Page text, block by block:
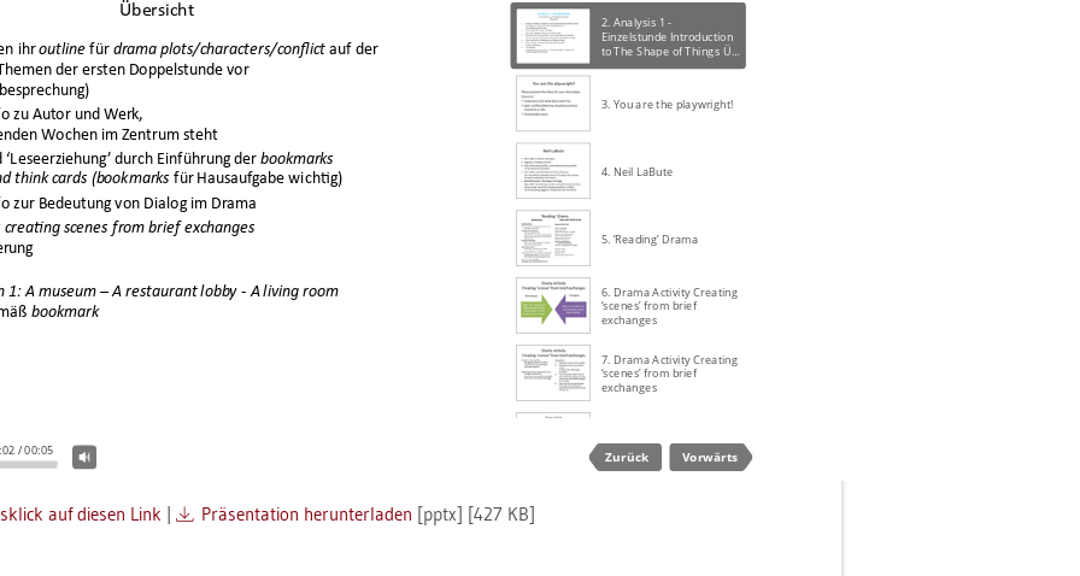
auf die­sen Link | Prä­sen­ta­ti­on her­un­ter­la­den [pptx] [427 KB]